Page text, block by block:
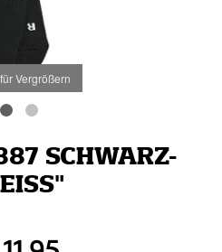
Vergrößern
SCHWARZ-